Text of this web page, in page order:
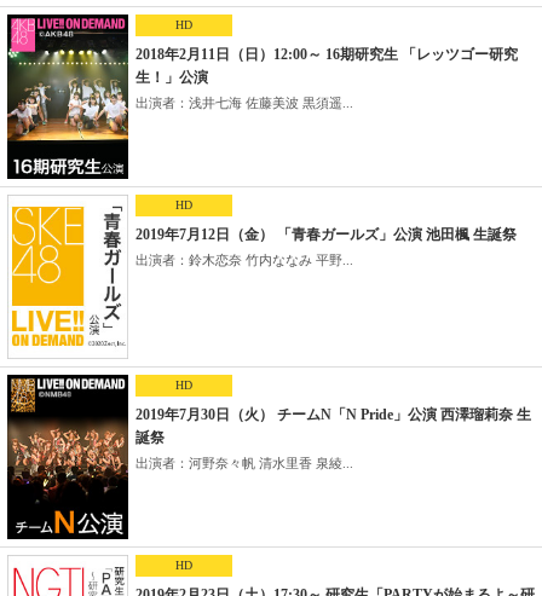
HD
2018年2月11日（日）12:00～ 16期研究生 「レッツゴー研究
生！」公演
出演者：浅井七海 佐藤美波 黒須遥...
HD
2019年7月12日（金） 「青春ガールズ」公演 池田楓 生誕祭
出演者：鈴木恋奈 竹内ななみ 平野...
HD
2019年7月30日（火） チームN「N Pride」公演 西澤瑠莉奈 生
誕祭
出演者：河野奈々帆 清水里香 泉綾...
HD